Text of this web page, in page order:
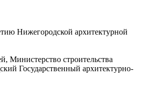
Нижегородской архитектурной
Министерство строительства
Государственный архитектурно-